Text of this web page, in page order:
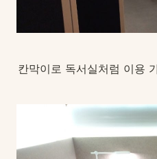
칸막이로 독서실처럼 이용